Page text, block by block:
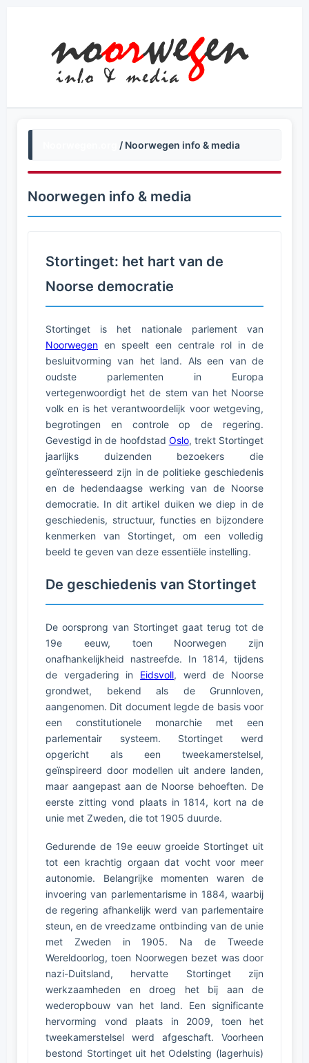
/ Noorwegen info & media
Noorwegen info & media
Stortinget: het hart van de
Noorse democratie
Stortinget is het nationale parlement van
Noorwegen en speelt een centrale rol in de
besluitvorming van het land. Als een van de
oudste parlementen in Europa
vertegenwoordigt het de stem van het Noorse
volk en is het verantwoordelijk voor wetgeving,
begrotingen en controle op de regering.
Gevestigd in de hoofdstad Oslo, trekt Stortinget
jaarlijks duizenden bezoekers die
geïnteresseerd zijn in de politieke geschiedenis
en de hedendaagse werking van de Noorse
democratie. In dit artikel duiken we diep in de
geschiedenis, structuur, functies en bijzondere
kenmerken van Stortinget, om een volledig
beeld te geven van deze essentiële instelling.
De geschiedenis van Stortinget
De oorsprong van Stortinget gaat terug tot de
19e eeuw, toen Noorwegen zijn
onafhankelijkheid nastreefde. In 1814, tijdens
de vergadering in Eidsvoll, werd de Noorse
grondwet, bekend als de Grunnloven,
aangenomen. Dit document legde de basis voor
een constitutionele monarchie met een
parlementair systeem. Stortinget werd
opgericht als een tweekamerstelsel,
geïnspireerd door modellen uit andere landen,
maar aangepast aan de Noorse behoeften. De
eerste zitting vond plaats in 1814, kort na de
unie met Zweden, die tot 1905 duurde.
Gedurende de 19e eeuw groeide Stortinget uit
tot een krachtig orgaan dat vocht voor meer
autonomie. Belangrijke momenten waren de
invoering van parlementarisme in 1884, waarbij
de regering afhankelijk werd van parlementaire
steun, en de vreedzame ontbinding van de unie
met Zweden in 1905. Na de Tweede
Wereldoorlog, toen Noorwegen bezet was door
nazi-Duitsland, hervatte Stortinget zijn
werkzaamheden en droeg het bij aan de
wederopbouw van het land. Een significante
hervorming vond plaats in 2009, toen het
tweekamerstelsel werd afgeschaft. Voorheen
bestond Stortinget uit het Odelsting (lagerhuis)